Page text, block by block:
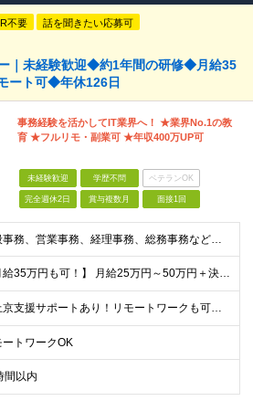
不要 話を聞きたい応募可
｜未経験歓迎◆約1年間の研修◆月給35
ート可◆年休126日
事務経験を活かしてIT業界へ！ ★業界No.1の教
育 ★フルリモ・副業可 ★年収400万UP可
未経験歓迎 学歴不問 ベテランOK
完全週休2日 賞与複数月 面接1回
一般事務、営業事務、経理事務、総務事務などの経験をお持ちの方は、なお歓迎！ こんな経験がある方をお待ちしています。 もちろん、興味とやる気があれば、 完全未経験でもＯＫ！ リラックスした面接の場を用
【月給35万円も可！】 月給25万円～50万円＋決算賞与＋インセンティブ 【研修期間中】 ⽉給22.1万円〜30万円＋インセンティブ ＼年収大幅UPの事例あり！／ 【キャリアチェンジ１年目】 ⽉給
＼上京支援サポートあり！リモートワークも可！／ ★転勤なし／希望を考慮★ 全国、⼀都三県、関東、中部、関⻄、中国、九州など多数 【本社】東京都新宿区新宿1-19-10 サンモールクレスト5F 【プロ
ートワークOK
間以内